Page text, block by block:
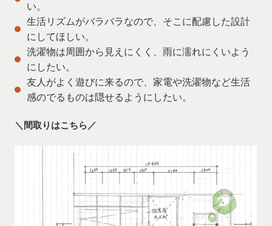
い。
生活リズムがバラバラなので、そこに配慮した設計
にしてほしい。
洗濯物は周囲から見えにくく、雨に濡れにくいよう
にしたい。
友人がよく遊びに来るので、家電や洗濯物など生活
感のでるものは隠せるようにしたい。
＼間取りはこちら／